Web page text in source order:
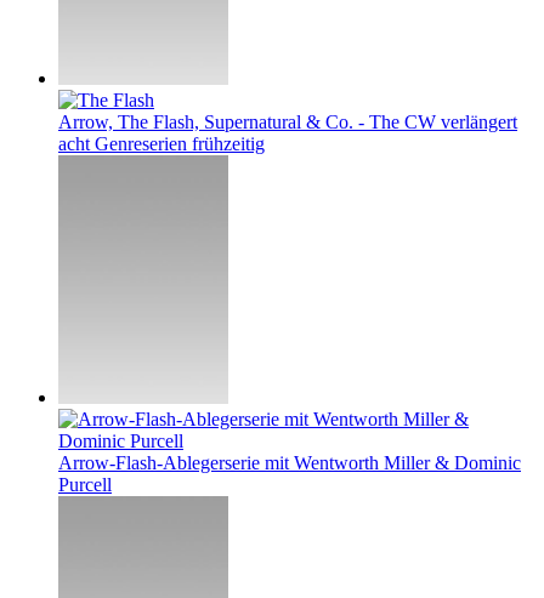
Arrow, The Flash, Supernatural & Co. - The CW verlängert
acht Genreserien frühzeitig
Arrow-Flash-Ablegerserie mit Wentworth Miller & Dominic
Purcell